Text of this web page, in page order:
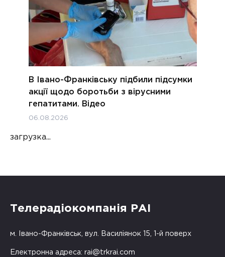
В Івано-Франківську підбили підсумки
акції щодо боротьби з вірусними
гепатитами. Відео
06.08.2026
загрузка...
Телерадіокомпанія РАІ
м. Івано-Франківськ, вул. Василіянок 15, 1-й поверх
Електронна адреса: rai@trkrai.com